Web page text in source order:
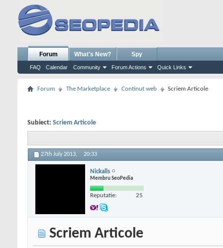
Forum
FAQ Calendar Community Forum Actions Quick Links
What's New? Spy
Forum The Marketplace Continut web Scriem Articole
Subiect: Scriem Articole
27th July 2013, 20:33
Nickalls
Membru SeoPedia
Reputatie: 25
Scriem Articole